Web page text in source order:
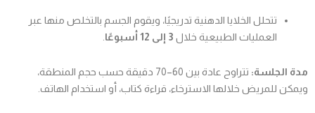
تتحلل الخلايا الدهنية تدريجيًا، ويقوم الجسم بالتخلص منها عبر
العمليات الطبيعية خلال 3 إلى 12 أسبوعًا
مدة الجلسة:
تتراوح عادة بين 60–70 دقيقة حسب حجم المنطقة،
ويمكن للمريض خلالها الاسترخاء، قراءة كتاب، أو استخدام الهاتف.